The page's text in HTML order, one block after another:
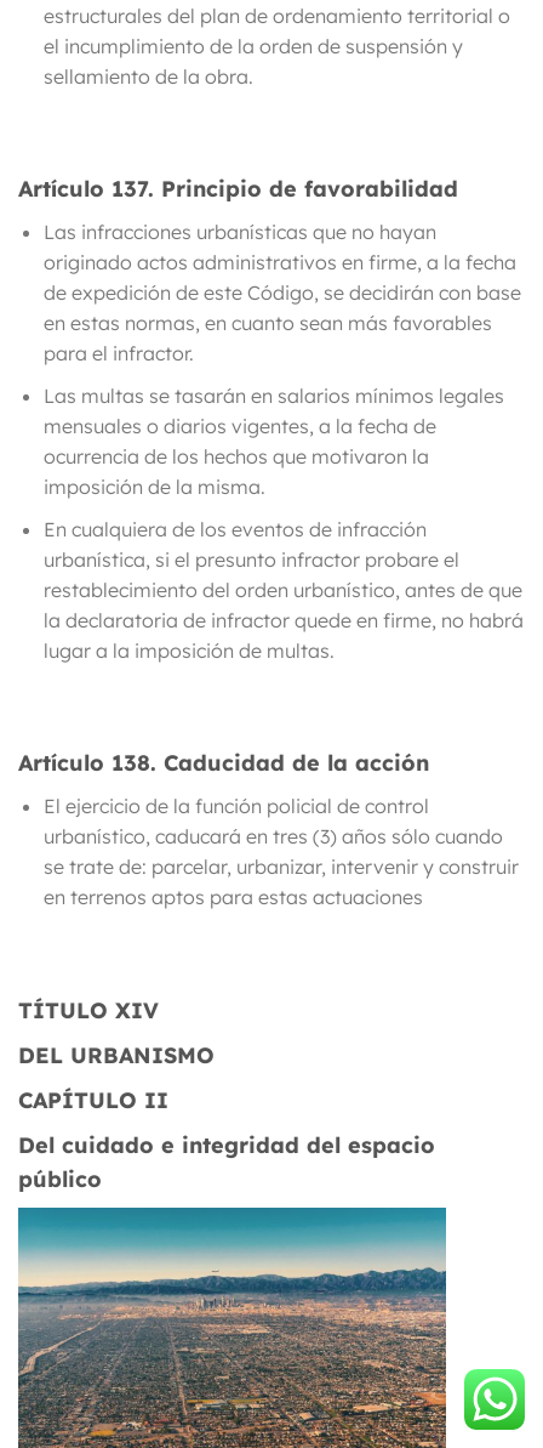
estructurales del plan de ordenamiento territorial o
el incumplimiento de la orden de suspensión y
sellamiento de la obra.
Artículo 137. Principio de favorabilidad
Las infracciones urbanísticas que no hayan
originado actos administrativos en firme, a la fecha
de expedición de este Código, se decidirán con base
en estas normas, en cuanto sean más favorables
para el infractor.
Las multas se tasarán en salarios mínimos legales
mensuales o diarios vigentes, a la fecha de
ocurrencia de los hechos que motivaron la
imposición de la misma.
En cualquiera de los eventos de infracción
urbanística, si el presunto infractor probare el
restablecimiento del orden urbanístico, antes de que
la declaratoria de infractor quede en firme, no habrá
lugar a la imposición de multas.
Artículo 138. Caducidad de la acción
El ejercicio de la función policial de control
urbanístico, caducará en tres (3) años sólo cuando
se trate de: parcelar, urbanizar, intervenir y construir
en terrenos aptos para estas actuaciones
TÍTULO XIV
DEL URBANISMO
CAPÍTULO II
Del cuidado e integridad del espacio
público